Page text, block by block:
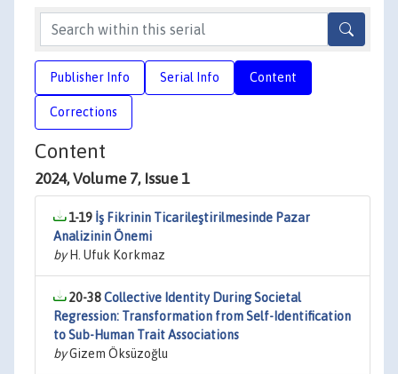
Publisher Info Serial Info Content
Corrections
Content
2024, Volume 7, Issue 1
1-19 İş Fikrinin Ticarileştirilmesinde Pazar
Analizinin Önemi
byH. Ufuk Korkmaz
20-38Collective Identity During Societal
Regression: Transformation from Self-Identification
to Sub-Human Trait Associations
byGizem Öksüzoğlu